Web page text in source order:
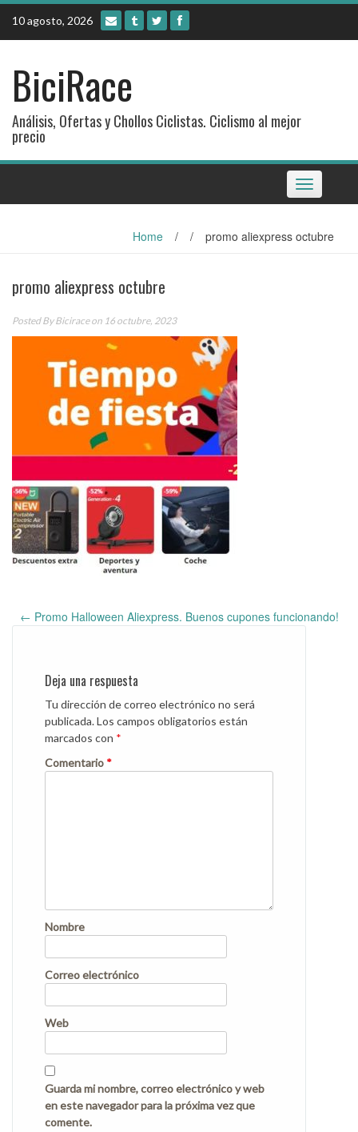
Skip
content
10 agosto, 2026
BiciRace
Análisis, Ofertas y Chollos Ciclistas. Ciclismo al mejor
precio
Toggle
navigation
Home / / promo aliexpress octubre
promo aliexpress octubre
Posted ByBiciraceon 16 octubre, 2023
Post
← Promo Halloween Aliexpress. Buenos cupones funcionando!
Deja una respuesta
Tu dirección de correo electrónico no será
publicada.Los campos obligatorios están
marcados con *
Comentario *
Nombre
Correo electrónico
Web
Guarda mi nombre, correo electrónico y web
en este navegador para la próxima vez que
comente.